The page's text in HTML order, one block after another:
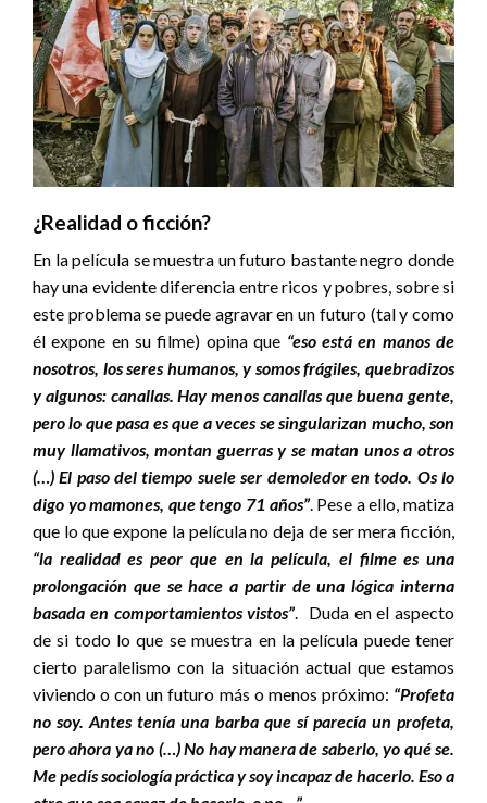
¿Realidad o ficción?
En la película se muestra un futuro bastante negro donde
hay una evidente diferencia entre ricos y pobres, sobre si
este problema se puede agravar en un futuro (tal y como
él expone en su filme) opina que “eso está en manos de
nosotros, los seres humanos, y somos frágiles, quebradizos
y algunos: canallas. Hay menos canallas que buena gente,
pero lo que pasa es que a veces se singularizan mucho, son
muy llamativos, montan guerras y se matan unos a otros
(…) El paso del tiempo suele ser demoledor en todo. Os lo
digo yo mamones, que tengo 71 años”. Pese a ello, matiza
que lo que expone la película no deja de ser mera ficción,
“la realidad es peor que en la película, el filme es una
prolongación que se hace a partir de una lógica interna
basada en comportamientos vistos”. Duda en el aspecto
de si todo lo que se muestra en la película puede tener
cierto paralelismo con la situación actual que estamos
viviendo o con un futuro más o menos próximo: “Profeta
no soy. Antes tenía una barba que sí parecía un profeta,
pero ahora ya no (…) No hay manera de saberlo, yo qué se.
Me pedís sociología práctica y soy incapaz de hacerlo. Eso a